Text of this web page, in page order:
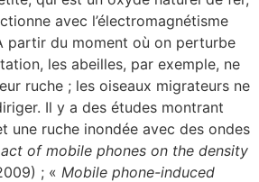
avec l’électromagnétisme
partir du moment où on perturbe
les abeilles, par exemple, ne
ruche ; les oiseaux migrateurs ne
Il y a des études montrant
une ruche inondée avec des ondes
of mobile phones on the density
; « Mobile phone-induced